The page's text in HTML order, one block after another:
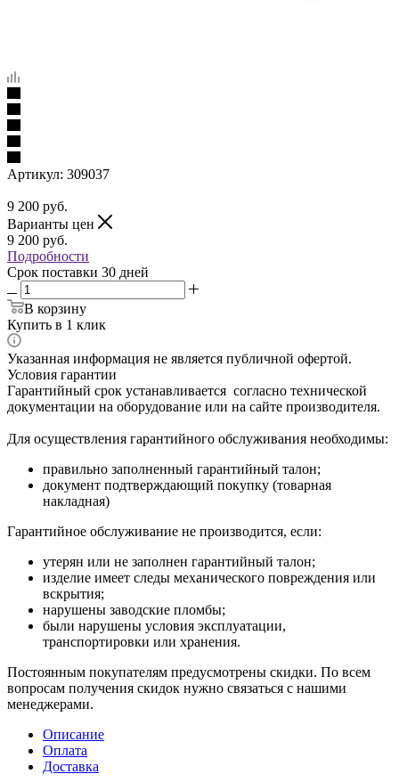
Артикул: 309037
9 200 руб.
Варианты цен
9 200 руб.
Подробности
Срок поставки 30 дней
В корзину
Купить в 1 клик
Указанная информация не является публичной офертой.
Условия гарантии
Гарантийный срок устанавливается согласно технической
документации на оборудование или на сайте производителя.
Для осуществления гарантийного обслуживания необходимы:
правильно заполненный гарантийный талон;
документ подтверждающий покупку (товарная
накладная)
Гарантийное обслуживание не производится, если:
утерян или не заполнен гарантийный талон;
изделие имеет следы механического повреждения или
вскрытия;
нарушены заводские пломбы;
были нарушены условия эксплуатации,
транспортировки или хранения.
Постоянным покупателям предусмотрены скидки. По всем
вопросам получения скидок нужно связаться с нашими
менеджерами.
Описание
Оплата
Доставка